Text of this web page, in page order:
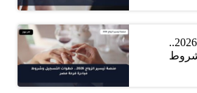
منصة تيسير الزواج 2026..